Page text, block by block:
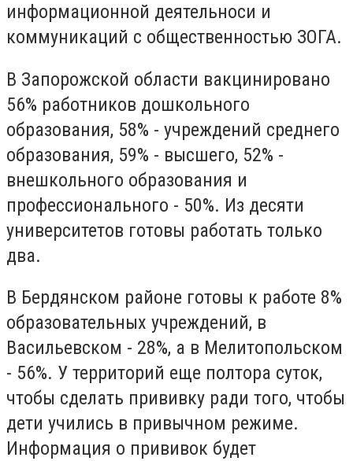
информационной деятельноси и
коммуникаций с общественностью ЗОГА.
В Запорожской области вакцинировано
56% работников дошкольного
образования, 58% - учреждений среднего
образования, 59% - высшего, 52% -
внешкольного образования и
профессионального - 50%. Из десяти
университетов готовы работать только
два.
В Бердянском районе готовы к работе 8%
образовательных учреждений, в
Васильевском - 28%, а в Мелитопольском
- 56%. У территорий еще полтора суток,
чтобы сделать прививку ради того, чтобы
дети учились в привычном режиме.
Информация о прививок будет